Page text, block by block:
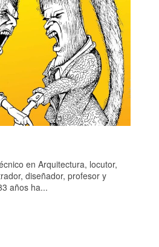
en Arquitectura, locutor,
diseñador, profesor y
años ha...